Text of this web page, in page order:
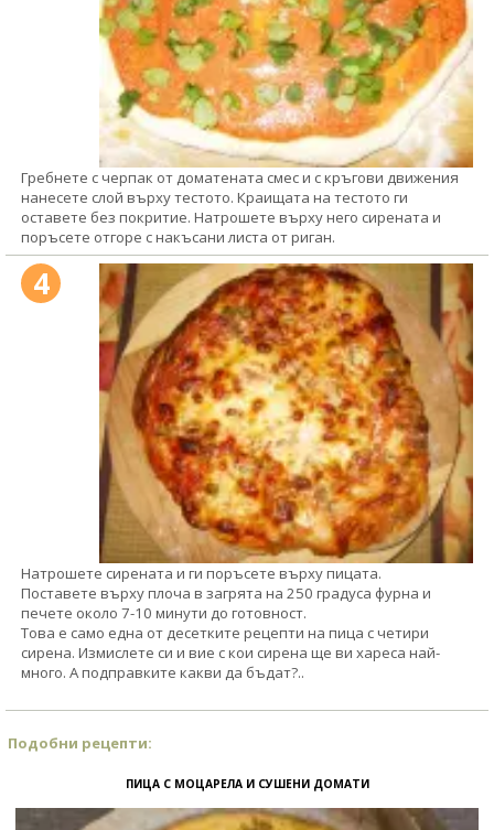
Гребнете с черпак от доматената смес и с кръгови движения
нанесете слой върху тестото. Краищата на тестото ги
оставете без покритие. Натрошете върху него сирената и
поръсете отгоре с накъсани листа от риган.
4
Натрошете сирената и ги поръсете върху пицата.
Поставете върху плоча в загрята на 250 градуса фурна и
печете около 7-10 минути до готовност.
Това е само една от десетките рецепти на пица с четири
сирена. Измислете си и вие с кои сирена ще ви хареса най-
много. А подправките какви да бъдат?..
Подобни рецепти:
ПИЦА С МОЦАРЕЛА И СУШЕНИ ДОМАТИ